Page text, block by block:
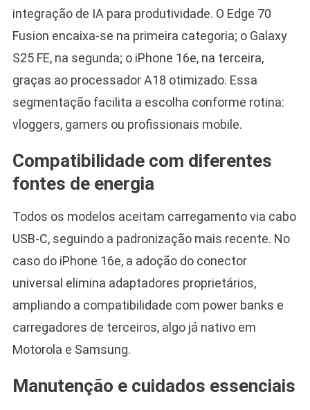
integração de IA para produtividade. O Edge 70
Fusion encaixa-se na primeira categoria; o Galaxy
S25 FE, na segunda; o iPhone 16e, na terceira,
graças ao processador A18 otimizado. Essa
segmentação facilita a escolha conforme rotina:
vloggers, gamers ou profissionais mobile.
Compatibilidade com diferentes
fontes de energia
Todos os modelos aceitam carregamento via cabo
USB-C, seguindo a padronização mais recente. No
caso do iPhone 16e, a adoção do conector
universal elimina adaptadores proprietários,
ampliando a compatibilidade com power banks e
carregadores de terceiros, algo já nativo em
Motorola e Samsung.
Manutenção e cuidados essenciais